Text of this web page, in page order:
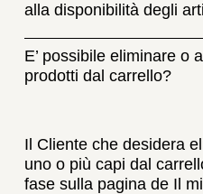
alla disponibilità degli
E’ possibile eliminare o
prodotti dal carrello?
Il Cliente che desidera
uno o più capi dal
fase sulla pagina de Il